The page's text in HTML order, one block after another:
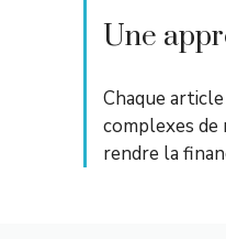
Une
Chaque
complexes de
rendre la